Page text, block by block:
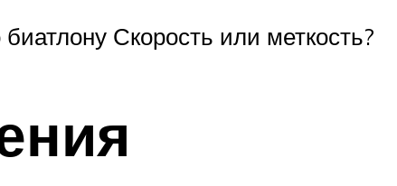
Скорость или меткость?